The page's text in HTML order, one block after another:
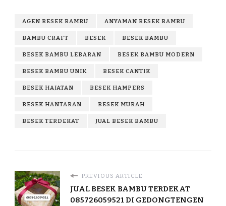
AGEN BESEK BAMBU ANYAMAN BESEK BAMBU
BAMBU CRAFT BESEK BESEK BAMBU
BESEK BAMBU LEBARAN BESEK BAMBU MODERN
BESEK BAMBU UNIK BESEK CANTIK
BESEK HAJATAN BESEK HAMPERS
BESEK HANTARAN BESEK MURAH
BESEK TERDEKAT JUAL BESEK BAMBU
PREVIOUS ARTICLE
JUAL BESEK BAMBU TERDEKAT
085726059521 DI GEDONGTENGEN